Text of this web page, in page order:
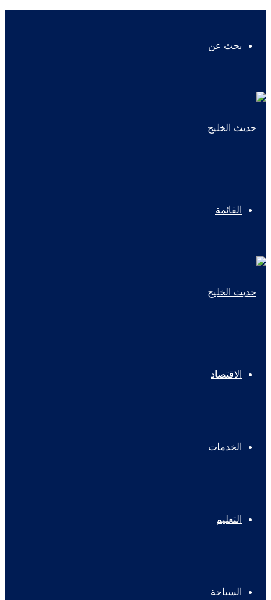
بحث عن
القائمة
الاقتصاد
الخدمات
التعليم
السياحة